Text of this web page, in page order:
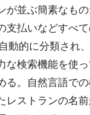
が並ぶ簡素なも
支払いなどすべ
動的に分類され
な検索機能を使
る。自然言語で
レストランの名